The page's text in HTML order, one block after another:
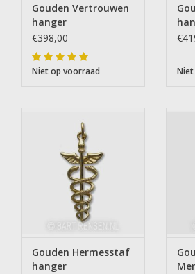
Gouden Vertrouwen
hanger
€398,00
Niet op voorraad
Gouden Hermesstaf
hanger